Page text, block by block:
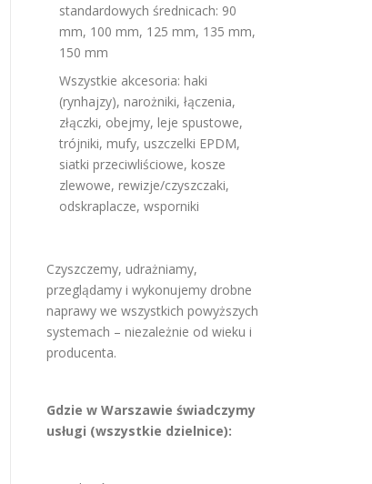
standardowych średnicach: 90
mm, 100 mm, 125 mm, 135 mm,
150 mm
Wszystkie akcesoria: haki
(rynhajzy), narożniki, łączenia,
złączki, obejmy, leje spustowe,
trójniki, mufy, uszczelki EPDM,
siatki przeciwliściowe, kosze
zlewowe, rewizje/czyszczaki,
odskraplacze, wsporniki
Czyszczemy, udrażniamy,
przeglądamy i wykonujemy drobne
naprawy we wszystkich powyższych
systemach – niezależnie od wieku i
producenta.
Gdzie w Warszawie świadczymy
usługi (wszystkie dzielnice):